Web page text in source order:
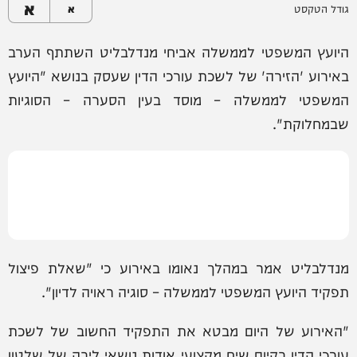
גודל הטקסט א א
היועץ המשפטי לממשלה אביחי מנדלבליט השתתף הערב
באירוע 'הזירה' של לשכת עורכי הדין שעסק בנושא "היועץ
המשפטי לממשלה – מוסד בעין הסערה – הסוגיות
שבמחלוקת".
מנדלבליט אמר במהלך נאומו באירוע כי "שאלת פיצול
תפקיד היועץ המשפטי לממשלה – סוגיה ראויה לדיון".
"האירוע של היום מבטא את התפקיד החשוב של לשכת